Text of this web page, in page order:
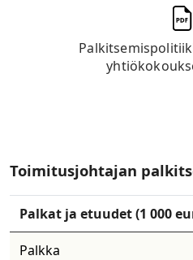
​Toimitusjohtajan
Palkat ja etuudet (1 000
​Palkka